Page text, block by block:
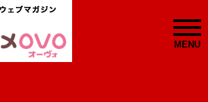
MENU